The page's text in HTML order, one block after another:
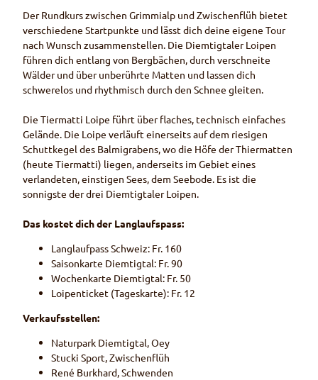
Der Rundkurs zwischen Grimmialp und Zwischenflüh bietet
verschiedene Startpunkte und lässt dich deine eigene Tour
nach Wunsch zusammenstellen. Die Diemtigtaler Loipen
führen dich entlang von Bergbächen, durch verschneite
Wälder und über unberührte Matten und lassen dich
schwerelos und rhythmisch durch den Schnee gleiten.
Die Tiermatti Loipe führt über flaches, technisch einfaches
Gelände. Die Loipe verläuft einerseits auf dem riesigen
Schuttkegel des Balmigrabens, wo die Höfe der Thiermatten
(heute Tiermatti) liegen, anderseits im Gebiet eines
verlandeten, einstigen Sees, dem Seebode. Es ist die
sonnigste der drei Diemtigtaler Loipen.
Das kostet dich der Langlaufspass:
Langlaufpass Schweiz: Fr. 160
Saisonkarte Diemtigtal: Fr. 90
Wochenkarte Diemtigtal: Fr. 50
Loipenticket (Tageskarte): Fr. 12
Verkaufsstellen:
Naturpark Diemtigtal, Oey
Stucki Sport, Zwischenflüh
René Burkhard, Schwenden